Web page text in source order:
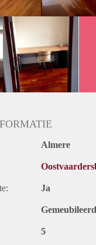
gelegen
dichtbij
nette werkende
misschien iemand die op
Almere
Ja
Gemeubileerd
5